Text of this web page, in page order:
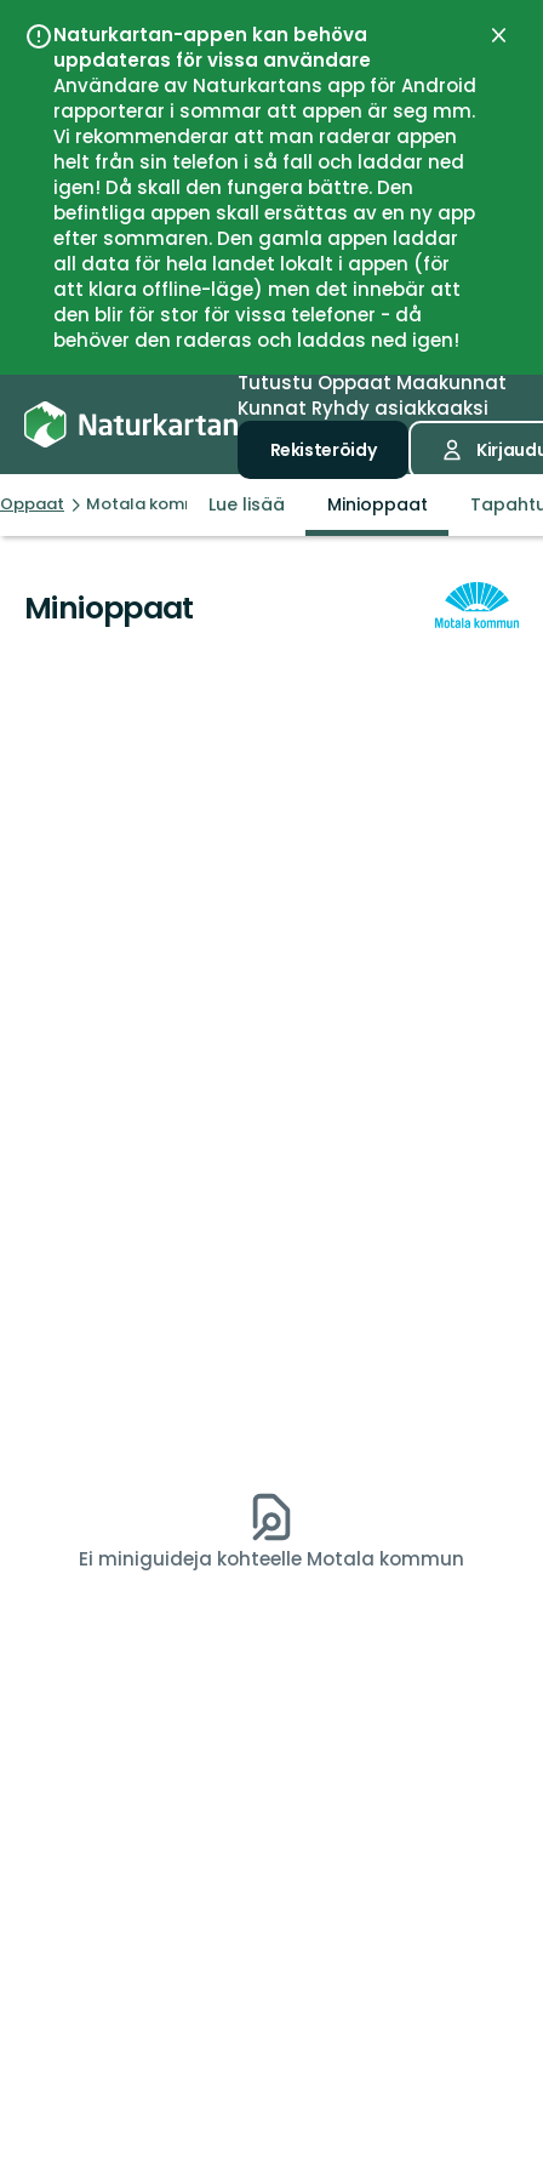
Naturkartan-appen kan behöva
uppdateras för vissa användare
Användare av Naturkartans app för Android
rapporterar i sommar att appen är seg mm.
Vi rekommenderar att man raderar appen
helt från sin telefon i så fall och laddar ned
igen! Då skall den fungera bättre. Den
befintliga appen skall ersättas av en ny app
efter sommaren. Den gamla appen laddar
all data för hela landet lokalt i appen (för
att klara offline-läge) men det innebär att
den blir för stor för vissa telefoner - då
behöver den raderas och laddas ned igen!
Sulje
TutustuOppaatMaakunnat
Kunnat Ryhdy asiakkaaksi
Rekisteröidy
Oppaat Motala kommunLue lisää Minioppaat
Minioppaat
Ei miniguideja kohteelle Motala kommun